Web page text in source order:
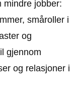
mindre jobber:
småroller i
og
gjennom
og relasjoner i